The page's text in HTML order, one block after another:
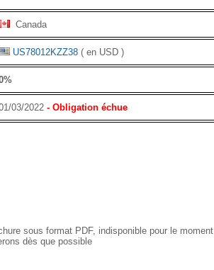
Canada
US78012KZZ38( en USD )
03/2022- Obligation échue
sous format PDF, indisponible pour le moment
dès que possible